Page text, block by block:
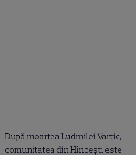
După moartea Ludmilei Vartic,
comunitatea din Hîncești este